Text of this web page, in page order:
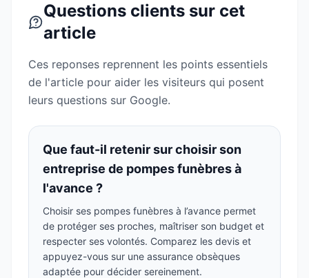
Questions clients sur cet
article
Ces reponses reprennent les points essentiels
de l'article pour aider les visiteurs qui posent
leurs questions sur Google.
Que faut-il retenir sur choisir son
entreprise de pompes funèbres à
l'avance ?
Choisir ses pompes funèbres à l’avance permet
de protéger ses proches, maîtriser son budget et
respecter ses volontés. Comparez les devis et
appuyez-vous sur une assurance obsèques
adaptée pour décider sereinement.